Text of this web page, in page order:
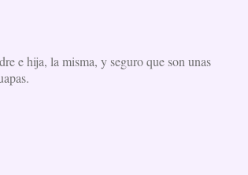
e hija, la misma, y seguro que son unas